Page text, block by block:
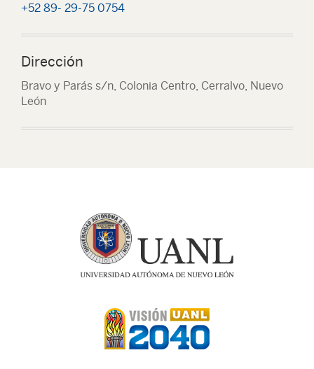
+52 89- 29-75 0754
Dirección
Bravo y Parás s/n, Colonia Centro, Cerralvo, Nuevo
León